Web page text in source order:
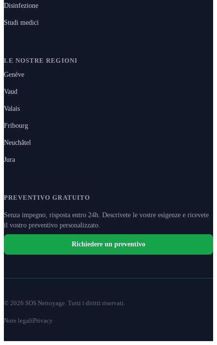
Disinfezione
Studi medici
LE NOSTRE REGIONI
Genève
Vaud
Valais
Fribourg
Neuchâtel
Jura
PREVENTIVO GRATUITO
Senza impegno, risposta entro 24h. Descrivete le vostre esigenze e ricevete
il vostro preventivo personalizzato.
Richiedere un preventivo
© 2026 SOS Nettoyage. Tutti i diritti riservati.
Note legaliPrivacy